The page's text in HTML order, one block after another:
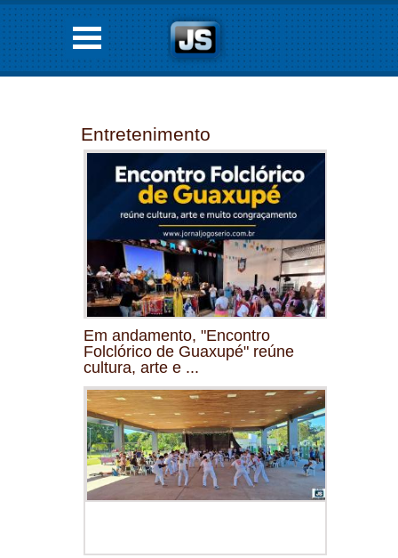
Entretenimento
Em andamento, "Encontro
Folclórico de Guaxupé" reúne
cultura, arte e ...